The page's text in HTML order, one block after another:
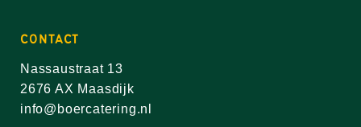
CONTACT
Nassaustraat 13
2676 AX Maasdijk
info@boercatering.nl